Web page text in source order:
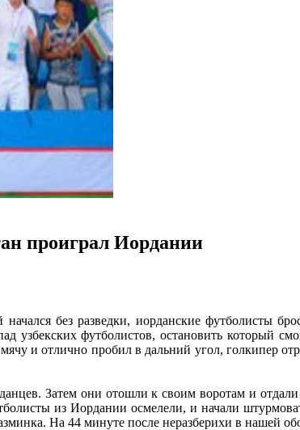
проиграл Иордании
без разведки, иорданские футболисты
узбекских футболистов, остановить который
и отлично пробил в дальний угол, голкипер
Затем они отошли к своим воротам и
из Иордании осмелели, и начали
На 44 минуте после неразберихи в нашей